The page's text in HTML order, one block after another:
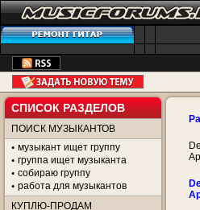
СПИСОК РАЗДЕЛОВ
ПОИСК МУЗЫКАНТОВ
музыкант ищет группу
группа ищет музыканта
собираю группу
работа для музыкантов
КУПЛЮ-ПРОДАМ